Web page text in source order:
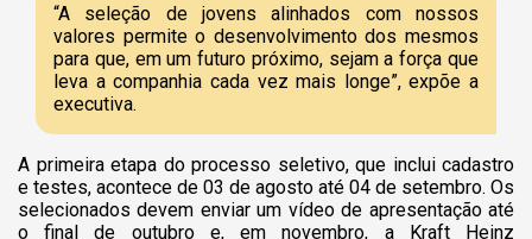
“A seleção de jovens alinhados com nossos
valores permite o desenvolvimento dos mesmos
para que, em um futuro próximo, sejam a força que
leva a companhia cada vez mais longe”, expõe a
executiva.
A primeira etapa do processo seletivo, que inclui cadastro
e testes, acontece de 03 de agosto até 04 de setembro. Os
selecionados devem enviar um vídeo de apresentação até
o final de outubro e, em novembro, a Kraft Heinz